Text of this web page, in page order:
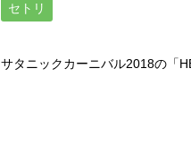
セトリ
サタニックカーニバル2018の「